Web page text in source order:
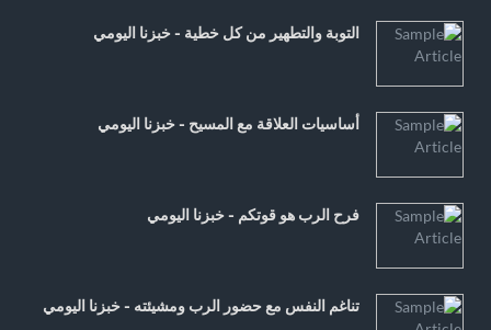
التوبة والتطهير من كل خطية - خبزنا اليومي
أساسيات العلاقة مع المسيح - خبزنا اليومي
فرح الرب هو قوتكم - خبزنا اليومي
تناغم النفس مع حضور الرب ومشيئته - خبزنا اليومي